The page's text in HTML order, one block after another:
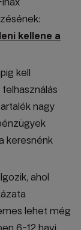
kellene a
kell
nagy
keresnénk
ahol
lehet még